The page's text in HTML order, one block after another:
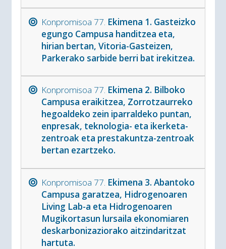
Konpromisoa 77. Ekimena 1. Gasteizko
egungo Campusa handitzea eta,
hirian bertan, Vitoria-Gasteizen,
Parkerako sarbide berri bat irekitzea.
Konpromisoa 77. Ekimena 2. Bilboko
Campusa eraikitzea, Zorrotzaurreko
hegoaldeko zein iparraldeko puntan,
enpresak, teknologia- eta ikerketa-
zentroak eta prestakuntza-zentroak
bertan ezartzeko.
Konpromisoa 77. Ekimena 3. Abantoko
Campusa garatzea, Hidrogenoaren
Living Lab-a eta Hidrogenoaren
Mugikortasun lursaila ekonomiaren
deskarbonizaziorako aitzindaritzat
hartuta.